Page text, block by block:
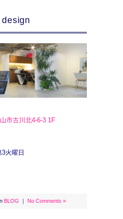
市古川北4-6-3 1F
火曜日
BLOG ｜ No Comments »